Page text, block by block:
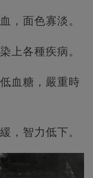
，面色寡淡。
上各種疾病。
血糖，嚴重時
，智力低下。